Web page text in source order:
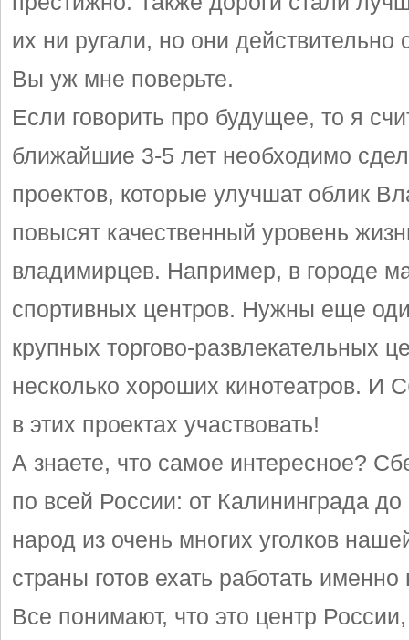
их ни ругали, но они действительно
Вы уж мне поверьте.
Если говорить про будущее, то я
ближайшие 3-5 лет необходимо
проектов, которые улучшат облик
повысят качественный уровень
владимирцев. Например, в городе
спортивных центров. Нужны еще
крупных торгово-развлекательных
несколько хороших кинотеатров. И
в этих проектах участвовать!
А знаете, что самое интересное?
по всей России: от Калининграда
народ из очень многих уголков
страны готов ехать работать
Все понимают, что это центр